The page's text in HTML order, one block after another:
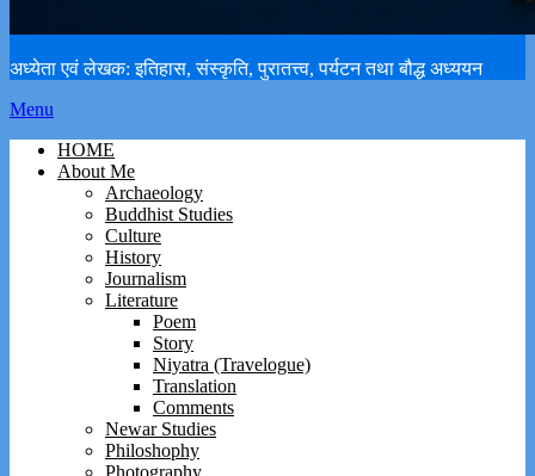
अध्येता एवं लेखक: इतिहास, संस्कृति, पुरातत्त्व, पर्यटन तथा बौद्ध अध्ययन
Menu
HOME
About Me
Archaeology
Buddhist Studies
Culture
History
Journalism
Literature
Poem
Story
Niyatra (Travelogue)
Translation
Comments
Newar Studies
Philoshophy
Photography